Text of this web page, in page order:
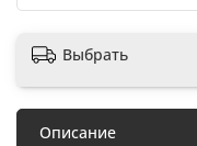
Выбрать
Описание